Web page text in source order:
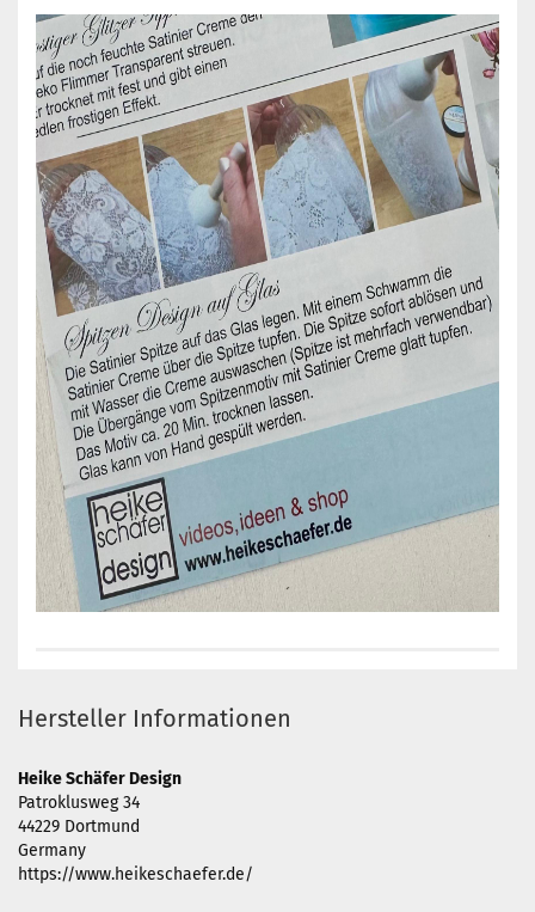
Hersteller Informationen
Heike Schäfer Design
Patroklusweg 34
44229 Dortmund
Germany
https://www.heikeschaefer.de/